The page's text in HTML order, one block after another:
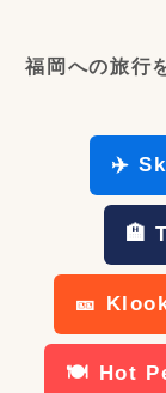
福岡への旅行
✈️
🏨
🎫
🍽️ Hot